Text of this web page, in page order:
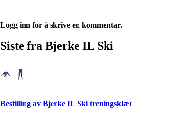
Logg inn for å skrive en kommentar.
Siste fra Bjerke IL Ski
Bestilling av Bjerke IL Ski treningsklær